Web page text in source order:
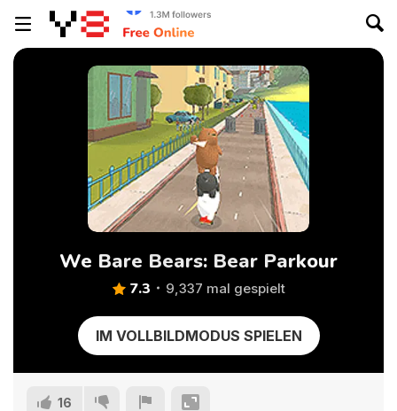
We Bare Bears: Bear Parkour
7.3 9,337 mal gespielt
IM VOLLBILDMODUS SPIELEN
16